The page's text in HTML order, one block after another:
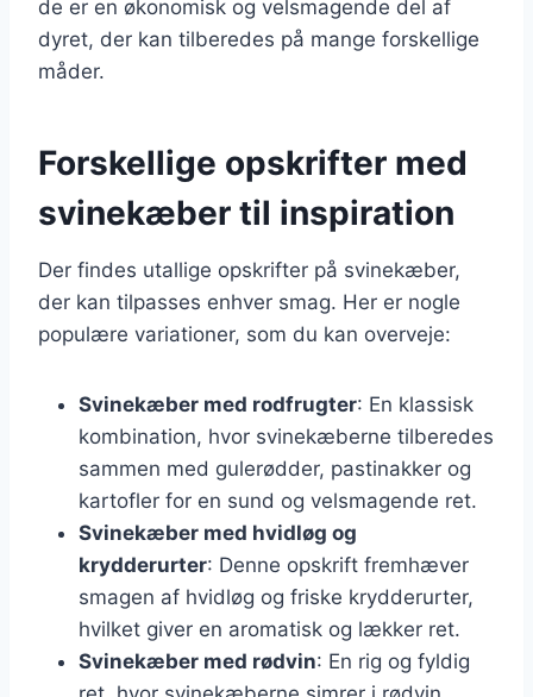
de er en økonomisk og velsmagende del af
dyret, der kan tilberedes på mange forskellige
måder.
Forskellige opskrifter med
svinekæber til inspiration
Der findes utallige opskrifter på svinekæber,
der kan tilpasses enhver smag. Her er nogle
populære variationer, som du kan overveje:
Svinekæber med rodfrugter: En klassisk
kombination, hvor svinekæberne tilberedes
sammen med gulerødder, pastinakker og
kartofler for en sund og velsmagende ret.
Svinekæber med hvidløg og
krydderurter: Denne opskrift fremhæver
smagen af hvidløg og friske krydderurter,
hvilket giver en aromatisk og lækker ret.
Svinekæber med rødvin: En rig og fyldig